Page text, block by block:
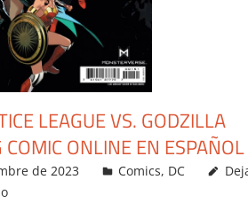
LEAGUE VS. GODZILLA
COMIC ONLINE EN ESPAÑOL
de 2023 Carlitox Banana
Comics, DC